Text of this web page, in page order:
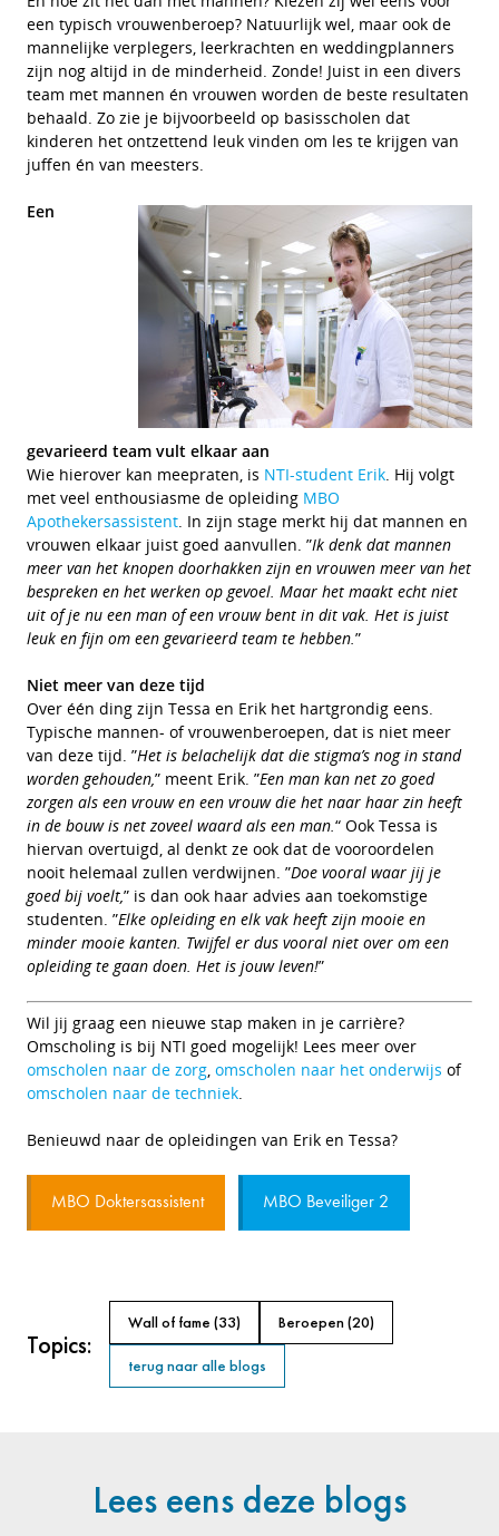
een typisch vrouwenberoep? Natuurlijk wel, maar ook de
mannelijke verplegers, leerkrachten en weddingplanners
zijn nog altijd in de minderheid. Zonde! Juist in een divers
team met mannen én vrouwen worden de beste resultaten
behaald. Zo zie je bijvoorbeeld op basisscholen dat
kinderen het ontzettend leuk vinden om les te krijgen van
juffen én van meesters.
Een
gevarieerd team vult elkaar aan
Wie hierover kan meepraten, is NTI-student Erik. Hij volgt
met veel enthousiasme de opleiding MBO
Apothekersassistent. In zijn stage merkt hij dat mannen en
vrouwen elkaar juist goed aanvullen. ”Ik denk dat mannen
meer van het knopen doorhakken zijn en vrouwen meer van het
bespreken en het werken op gevoel. Maar het maakt echt niet
uit of je nu een man of een vrouw bent in dit vak. Het is juist
leuk en fijn om een gevarieerd team te hebben.”
Niet meer van deze tijd
Over één ding zijn Tessa en Erik het hartgrondig eens.
Typische mannen- of vrouwenberoepen, dat is niet meer
van deze tijd. ”Het is belachelijk dat die stigma’s nog in stand
worden gehouden,” meent Erik. ”Een man kan net zo goed
zorgen als een vrouw en een vrouw die het naar haar zin heeft
in de bouw is net zoveel waard als een man.“ Ook Tessa is
hiervan overtuigd, al denkt ze ook dat de vooroordelen
nooit helemaal zullen verdwijnen. ”Doe vooral waar jij je
goed bij voelt,” is dan ook haar advies aan toekomstige
studenten. ”Elke opleiding en elk vak heeft zijn mooie en
minder mooie kanten. Twijfel er dus vooral niet over om een
opleiding te gaan doen. Het is jouw leven!”
Wil jij graag een nieuwe stap maken in je carrière?
Omscholing is bij NTI goed mogelijk! Lees meer over
omscholen naar de zorg, omscholen naar het onderwijs of
omscholen naar de techniek.
Benieuwd naar de opleidingen van Erik en Tessa?
MBO Doktersassistent MBO Beveiliger 2
Topics:
Wall of fame (33) Beroepen(20)
terug naar alle blogs
Lees eens deze blogs